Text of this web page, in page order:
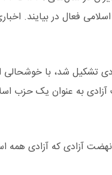
فعال در بیایند.
تشکیل شد، با خوشحالی
به عنوان یک حزب
آزادی که آزادی همه